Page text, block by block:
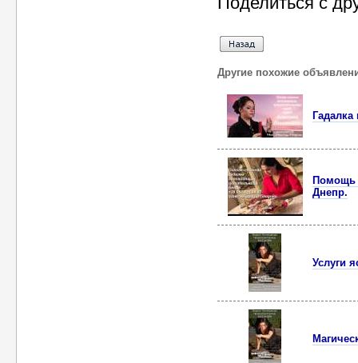
Другие похожие
Помощь
Днепр.
Услуги